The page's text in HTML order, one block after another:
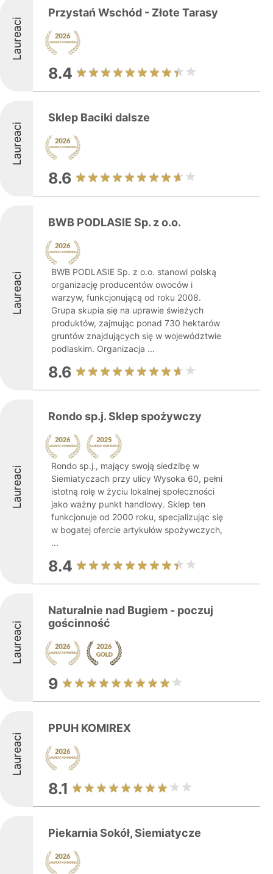
Laureaci
Przystań Wschód - Złote Tarasy
8.4
Laureaci
Sklep Baciki dalsze
8.6
Laureaci
BWB PODLASIE Sp. z o.o.
BWB PODLASIE Sp. z o.o. stanowi polską
organizację producentów owoców i
warzyw, funkcjonującą od roku 2008.
Grupa skupia się na uprawie świeżych
produktów, zajmując ponad 730 hektarów
gruntów znajdujących się w województwie
podlaskim. Organizacja ...
8.6
Laureaci
Rondo sp.j. Sklep spożywczy
Rondo sp.j., mający swoją siedzibę w
Siemiatyczach przy ulicy Wysoka 60, pełni
istotną rolę w życiu lokalnej społeczności
jako ważny punkt handlowy. Sklep ten
funkcjonuje od 2000 roku, specjalizując się
w bogatej ofercie artykułów spożywczych,
...
8.4
Laureaci
Naturalnie nad Bugiem - poczuj
gościnność
9
Laureaci
PPUH KOMIREX
8.1
Piekarnia Sokół, Siemiatycze